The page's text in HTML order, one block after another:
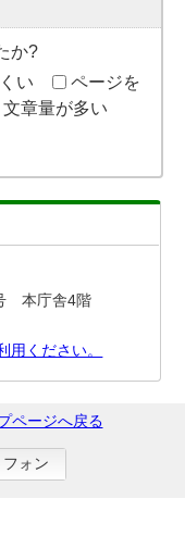
か?
い
ページを
文章量が多い
本庁舎4階
用ください。
ページへ戻る
ォン